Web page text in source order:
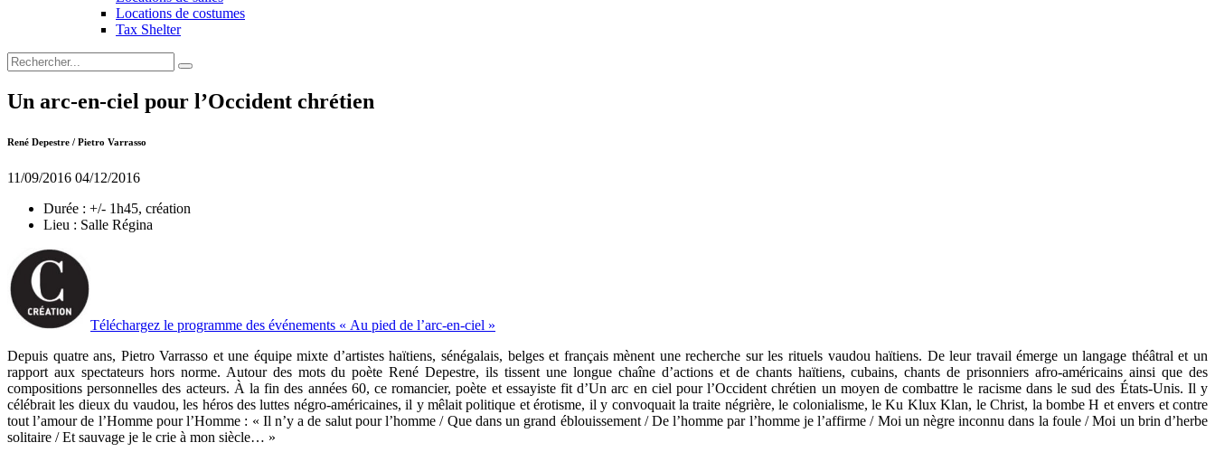
Locations de costumes
Tax Shelter
Un arc-en-ciel pour l’Occident chrétien
René Depestre / Pietro Varrasso
11/09/2016 04/12/2016
Durée : +/- 1h45, création
Lieu : Salle Régina
Téléchargez le programme des événements « Au pied de l’arc-en-ciel »
Depuis quatre ans, Pietro Varrasso et une équipe mixte d’artistes haïtiens, sénégalais, belges et français mènent une recherche sur les rituels vaudou haïtiens. De leur travail émerge un langage théâtral et un
rapport aux spectateurs hors norme. Autour des mots du poète René Depestre, ils tissent une longue chaîne d’actions et de chants haïtiens, cubains, chants de prisonniers afro-américains ainsi que des
compositions personnelles des acteurs. À la fin des années 60, ce romancier, poète et essayiste fit d’Un arc en ciel pour l’Occident chrétien un moyen de combattre le racisme dans le sud des États-Unis. Il y
célébrait les dieux du vaudou, les héros des luttes négro-américaines, il y mêlait politique et érotisme, il y convoquait la traite négrière, le colonialisme, le Ku Klux Klan, le Christ, la bombe H et envers et contre
tout l’amour de l’Homme pour l’Homme : « Il n’y a de salut pour l’homme / Que dans un grand éblouissement / De l’homme par l’homme je l’affirme / Moi un nègre inconnu dans la foule / Moi un brin d’herbe
solitaire / Et sauvage je le crie à mon siècle… »